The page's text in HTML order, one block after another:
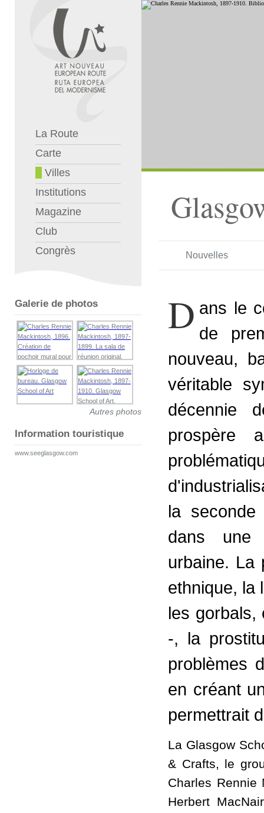
La Route
Carte
Villes
Institutions
Magazine
Club
Congrès
Galerie de photos
Autres photos
Information touristique
www.seeglasgow.com
Nouvelles
D ans le
de
nouveau,
véritable
décennie
prospère
la
dans une
urbaine. La
ethnique, la
les gorbals,
-, la
problèmes
en créant
permettrait
La Glasgow
& Crafts, le
Charles Rennie
Herbert